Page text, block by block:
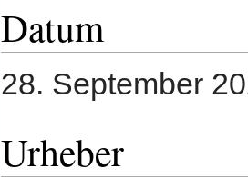
Datum
28. September
Urheber